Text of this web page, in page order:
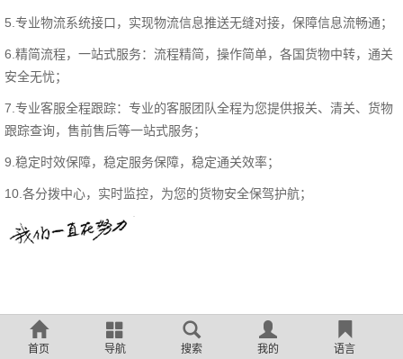
首页 导航 搜索 我的 语言
5.专业物流系统接口，实现物流信息推送无缝对接，保障信息流畅通；
6.精简流程，一站式服务：流程精简，操作简单，各国货物中转，通关
安全无忧；
7.专业客服全程跟踪：专业的客服团队全程为您提供报关、清关、货物
跟踪查询，售前售后等一站式服务；
9.稳定时效保障，稳定服务保障，稳定通关效率；
10.各分拨中心，实时监控，为您的货物安全保驾护航；